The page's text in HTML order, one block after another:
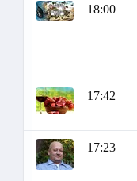
18:00
17:42
17:23